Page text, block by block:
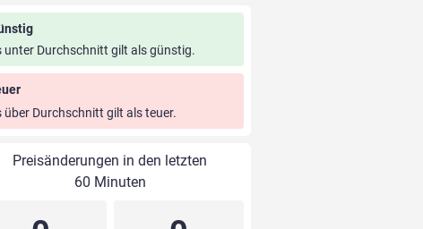
unter Durchschnitt gilt als günstig.
über Durchschnitt gilt als teuer.
Preisänderungen in den letzten
60 Minuten